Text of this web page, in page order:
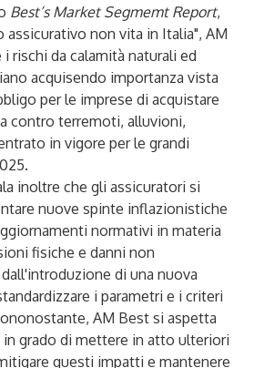
Best’s Market Segmemt Report,
non vita in Italia", AM
rischi da calamità naturali ed
acquisendo importanza vista
per le imprese di acquistare
contro terremoti, alluvioni,
in vigore per le grandi
inoltre che gli assicuratori si
nuove spinte inflazionistiche
normativi in materia
fisiche e danni non
di una nuova
i parametri e i criteri
AM Best si aspetta
grado di mettere in atto ulteriori
questi impatti e mantenere